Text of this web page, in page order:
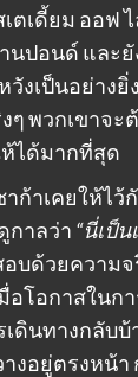
ตเดี้ยม ออฟ
นปอนด์ และ
งเป็นอย่าง
ๆ พวกเขาจ
ได้มากที่สุด
ก้าเคยให้ไว้
กาลว่า “นี่เป็
บด้วยความ
โอกาสในก
ดินทางกลับ
างอยู่ตรงหน้